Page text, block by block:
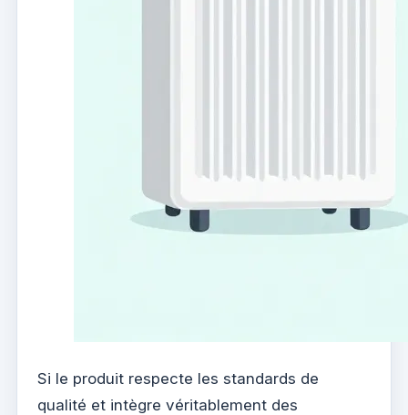
Si le produit respecte les standards de
qualité et intègre véritablement des